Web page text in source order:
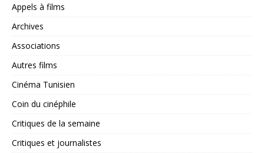
Appels à films
Archives
Associations
Autres films
Cinéma Tunisien
Coin du cinéphile
Critiques de la semaine
Critiques et journalistes